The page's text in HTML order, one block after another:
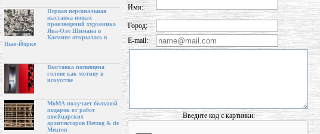
Первая персональная
выставка новых
произведений художника
Яна-Оле Шимана в
Касмине открылась в
Нью-Йорке
Выставка посвящена
голове как мотиву в
искусстве
МоМА получает большой
подарок от работ
швейцарских
архитекторов Herzog & de
Meuron
Имя:
Город:
E-mail:
Введите код с картинки: